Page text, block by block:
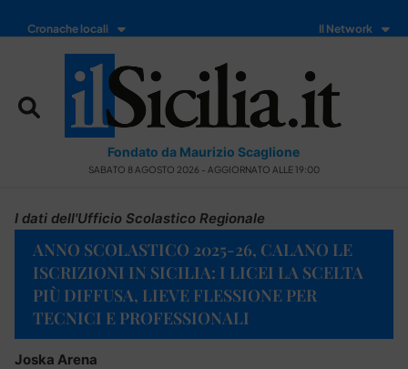
Cronache locali Il Network
Fondato da Maurizio Scaglione
SABATO 8 AGOSTO 2026 - AGGIORNATO ALLE 19:00
I dati dell'Ufficio Scolastico Regionale
ANNO SCOLASTICO 2025-26, CALANO LE
ISCRIZIONI IN SICILIA: I LICEI LA SCELTA
PIÙ DIFFUSA, LIEVE FLESSIONE PER
TECNICI E PROFESSIONALI
Joska Arena